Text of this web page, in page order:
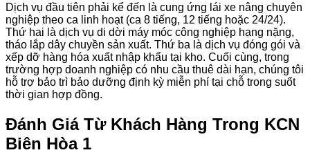
Dịch vụ đầu tiên phải kể đến là cung ứng lái xe nâng chuyên
nghiệp theo ca linh hoạt (ca 8 tiếng, 12 tiếng hoặc 24/24).
Thứ hai là dịch vụ di dời máy móc công nghiệp hạng nặng,
tháo lắp dây chuyền sản xuất. Thứ ba là dịch vụ đóng gói và
xếp dỡ hàng hóa xuất nhập khẩu tại kho. Cuối cùng, trong
trường hợp doanh nghiệp có nhu cầu thuê dài hạn, chúng tôi
hỗ trợ bảo trì bảo dưỡng định kỳ miễn phí tại chỗ trong suốt
thời gian hợp đồng.
Đánh Giá Từ Khách Hàng Trong KCN
Biên Hòa 1